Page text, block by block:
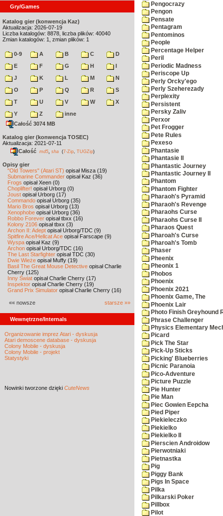
Gry/Games
Katalog gier (konwencja Kaz)
Aktualizacja: 2026-07-19
Liczba katalogów: 8878, liczba plików: 40040
Zmian katalogów: 1, zmian plików: 1
0-9 A B C
D
E
F G H
I
J
K L M
N
O
P Q R
S
T
U V W
X
Y
Z
inne
Całość 3074 MB
Katalog gier (konwencja TOSEC)
Aktualizacja: 2021-07-11
Całość md5 sha (7-Zip TUGZip)
Opisy gier
"Old Towers" (Atari ST) opisał Misza (19)
Submarine Commander opisał Kaz (36)
Frogs opisał Xeen (0)
Choplifter! opisał Urborg (0)
Joust opisał Urborg (17)
Commando opisał Urborg (35)
Mario Bros opisał Urborg (13)
Xenophobe opisał Urborg (36)
Robbo Forever opisał tbxx (16)
Kolony 2106 opisał tbxx (3)
Archon II: Adept opisał Urborg/TDC (9)
Spitfire Ace/Hellcat Ace opisał Farscape (9)
Wyspa opisał Kaz (9)
Archon opisał Urborg/TDC (16)
The Last Starfighter opisał TDC (30)
Dwie Wieże opisał Muffy (19)
Basil The Great Mouse Detective opisał Charlie
Cherry (125)
Inny Świat opisał Charlie Cherry (17)
Inspektor opisał Charlie Cherry (19)
Grand Prix Simulator opisał Charlie Cherry (16)
«« nowsze starsze »»
Wewnętrzne/Internals
Organizowanie imprez Atari - dyskusja
Atari demoscene database - dyskusja
Colony Mobile - dyskusja
Colony Mobile - projekt
Statystyki
Nowinki tworzone dzięki CuteNews
Pengocrazy
Pengon
Pensate
Pentagram
Pentominos
People
Percentage Helper
Peril
Periodic Madness
Periscope Up
Perly Orcky'ego
Perly Szeherezady
Perplexity
Persistent
Persky Zaliv
Perxor
Pet Frogger
Pete Rules
Pexeso
Phantasie
Phantasie II
Phantastic Journey
Phantastic Journey II
Phantom
Phantom Fighter
Pharaoh's Pyramid
Pharaoh's Revenge
Pharaohs Curse
Pharaohs Curse II
Pharaos Quest
Pharoah's Curse
Pharoah's Tomb
Phaser
Pheenix
Pheonix 1
Phobos
Phoenix
Phoenix 2021
Phoenix Game, The
Phoenix Lair
Photo Finish Greyhound
Phrase Challenger
Physics Elementary
Picard
Pick The Star
Pick-Up Sticks
Picking' Blueberries
Picnic Paranoia
Pico-Adventure
Picture Puzzle
Pie Hunter
Pie Man
Piec Gowien Eepcha
Pied Piper
Piekieleczko
Piekielko
Piekielko II
Pierscien Androidow
Pierwotniaki
Pietnastka
Pig
Piggy Bank
Pigs In Space
Pilka
Pilkarski Poker
Pillbox
Pilot